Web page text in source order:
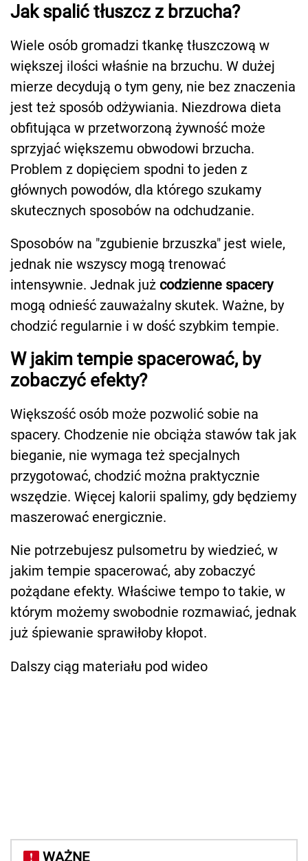
Jak spalić tłuszcz z brzucha?
Wiele osób gromadzi tkankę tłuszczową w
większej ilości właśnie na brzuchu. W dużej
mierze decydują o tym geny, nie bez znaczenia
jest też sposób odżywiania. Niezdrowa dieta
obfitująca w przetworzoną żywność może
sprzyjać większemu obwodowi brzucha.
Problem z dopięciem spodni to jeden z
głównych powodów, dla którego szukamy
skutecznych sposobów na odchudzanie.
Sposobów na "zgubienie brzuszka" jest wiele,
jednak nie wszyscy mogą trenować
intensywnie. Jednak już codzienne spacery
mogą odnieść zauważalny skutek. Ważne, by
chodzić regularnie i w dość szybkim tempie.
W jakim tempie spacerować, by
zobaczyć efekty?
Większość osób może pozwolić sobie na
spacery. Chodzenie nie obciąża stawów tak jak
bieganie, nie wymaga też specjalnych
przygotować, chodzić można praktycznie
wszędzie. Więcej kalorii spalimy, gdy będziemy
maszerować energicznie.
Nie potrzebujesz pulsometru by wiedzieć, w
jakim tempie spacerować, aby zobaczyć
pożądane efekty. Właściwe tempo to takie, w
którym możemy swobodnie rozmawiać, jednak
już śpiewanie sprawiłoby kłopot.
Dalszy ciąg materiału pod wideo
WAŻNE